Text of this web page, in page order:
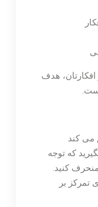
هدف
می کند
که توجه
کنید.
تمرکز بر